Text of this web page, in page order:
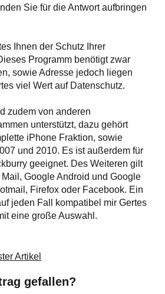
Sie für die Antwort aufbringen
Ihnen der Schutz Ihrer
Programm benötigt zwar
sowie Adresse jedoch liegen
viel Wert auf Datenschutz.
zudem von anderen
unterstützt, dazu gehört
iPhone Fraktion, sowie
und 2010. Es ist außerdem für
geeignet. Des Weiteren gilt
Google Android und Google
Firefox oder Facebook. Ein
jeden Fall kompatibel mir Gertes
eine große Auswahl.
Artikel
gefallen?